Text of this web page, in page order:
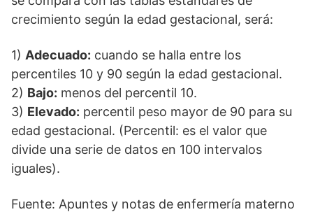
crecimiento según la edad gestacional, será:
1) Adecuado: cuando se halla entre los
percentiles 10 y 90 según la edad gestacional.
2) Bajo: menos del percentil 10.
3) Elevado: percentil peso mayor de 90 para su
edad gestacional. (Percentil: es el valor que
divide una serie de datos en 100 intervalos
iguales).
Fuente: Apuntes y notas de enfermería materno